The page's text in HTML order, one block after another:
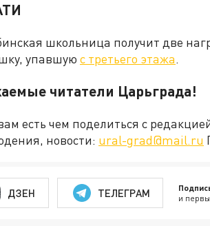
школьница получит две
упавшую с третьего этажа.
читатели Царьграда!
есть чем поделиться с
новости: ural-grad@mail.ru
ДЗЕН ТЕЛЕГРАМ и